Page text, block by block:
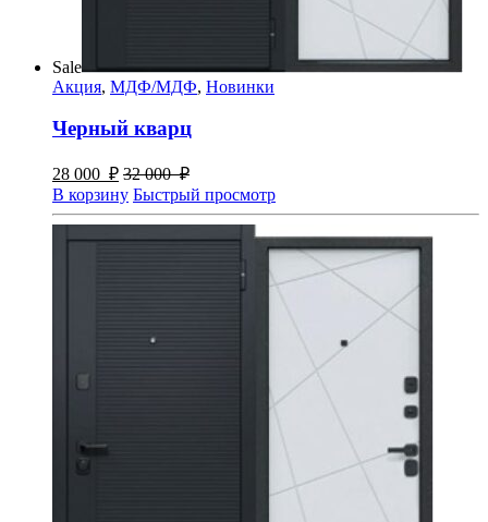
Sale
Акция, МДФ/МДФ, Новинки
Черный кварц
28 000 ₽ 32 000 ₽
В корзину Быстрый просмотр